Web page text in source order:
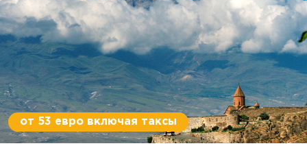
от 53 евро включая таксы